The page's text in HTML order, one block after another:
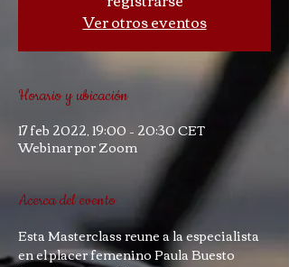
Ver otros eventos
Horario y ubicación
17 feb 2022, 19:00 – 20:30 CET
Webinar por Zoom
Acerca del evento
Esta Masterclass reune a la especialista
en el placer femenino Paula Buesto